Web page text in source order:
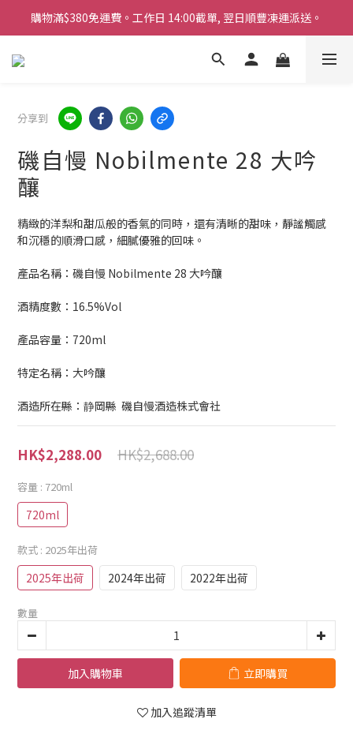
購物滿$380免運費。工作日 14:00截單, 翌日順豐凍運派送。
購物滿$380免運費。工作日 14:00截單, 翌日順豐凍運派送。
「720ml 清酒自由配 (Mix & Match)」$698 任選 4 支
購物滿$380免運費。工作日 14:00截單, 翌日順豐凍運派送。
分享到
磯自慢 Nobilmente 28 大吟
釀
精緻的洋梨和甜瓜般的香氣的同時，還有清晰的甜味，靜謐觸感
和沉穩的順滑口感，細膩優雅的回味。
產品名稱：磯自慢 Nobilmente 28 大吟釀
酒精度數：16.5%Vol
產品容量：720ml
特定名稱：大吟釀
酒造所在縣：静岡縣  磯自慢酒造株式會社
HK$2,688.00
HK$2,288.00
容量 : 720ml
720ml
款式 : 2025年出荷
2025年出荷 2024年出荷 2022年出荷
數量
加入購物車 立即購買
加入追蹤清單